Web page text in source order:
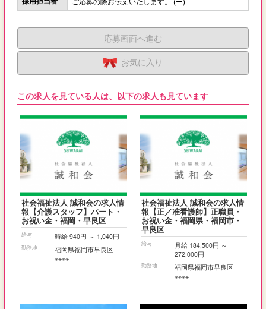
応募画面へ進む
お気に入り
この求人を見ている人は、以下の求人も見ています
社会福祉法人 誠和会の求人情
報【介護スタッフ】パート・
お祝い金・福岡・早良区
給与 時給 940円 ～ 1,040円
勤務地
福岡県福岡市早良区
※※※※
社会福祉法人 誠和会の求人情
報【正／准看護師】正職員・
お祝い金・福岡県・福岡市・
早良区
給与
月給 184,500円 ～
272,000円
勤務地
福岡県福岡市早良区
※※※※